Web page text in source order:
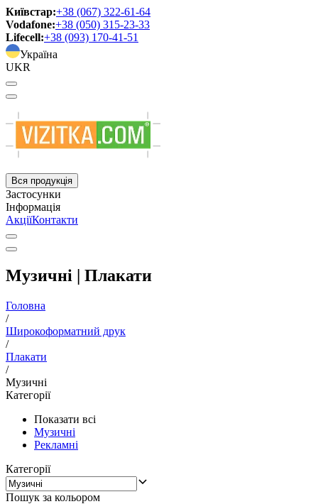
Київстар:+38 (067) 322-61-64
Vodafone:+38 (050) 315-23-33
Lifecell:+38 (093) 170-41-51
Україна
UKR
Вся продукція
Застосунки
Інформація
АкціїКонтакти
Музичні | Плакати
Головна
/
Широкоформатний друк
/
Плакати
/
Музичні
Категорії
Показати всі
Музичні
Рекламні
Категорії
Пошук за кольором